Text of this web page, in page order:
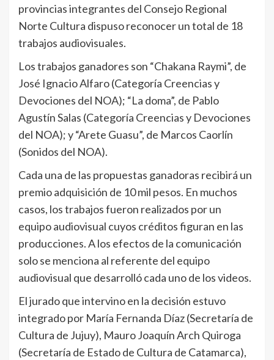
provincias integrantes del Consejo Regional
Norte Cultura dispuso reconocer un total de 18
trabajos audiovisuales.
Los trabajos ganadores son “Chakana Raymi”, de
José Ignacio Alfaro (Categoría Creencias y
Devociones del NOA); “La doma”, de Pablo
Agustín Salas (Categoría Creencias y Devociones
del NOA); y “Arete Guasu”, de Marcos Caorlín
(Sonidos del NOA).
Cada una de las propuestas ganadoras recibirá un
premio adquisición de 10 mil pesos. En muchos
casos, los trabajos fueron realizados por un
equipo audiovisual cuyos créditos figuran en las
producciones. A los efectos de la comunicación
solo se menciona al referente del equipo
audiovisual que desarrolló cada uno de los videos.
El jurado que intervino en la decisión estuvo
integrado por María Fernanda Díaz (Secretaría de
Cultura de Jujuy), Mauro Joaquín Arch Quiroga
(Secretaría de Estado de Cultura de Catamarca),